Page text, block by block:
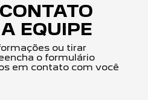
EQUIPE
ou tirar
o formulário
em contato com você